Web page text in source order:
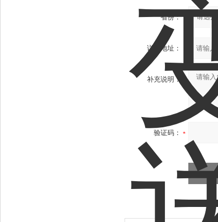
省份：
详细地址：
补充说明：
验证码：